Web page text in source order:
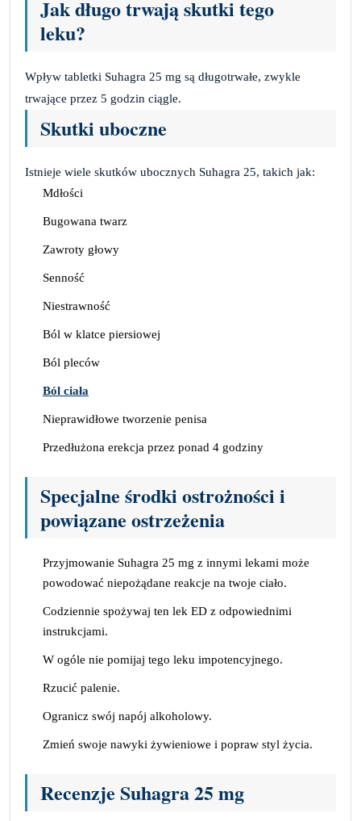
Jak długo trwają skutki tego
leku?
Wpływ tabletki Suhagra 25 mg są długotrwałe, zwykle
trwające przez 5 godzin ciągle.
Skutki uboczne
Istnieje wiele skutków ubocznych Suhagra 25, takich jak:
Mdłości
Bugowana twarz
Zawroty głowy
Senność
Niestrawność
Ból w klatce piersiowej
Ból pleców
Ból ciała
Nieprawidłowe tworzenie penisa
Przedłużona erekcja przez ponad 4 godziny
Specjalne środki ostrożności i
powiązane ostrzeżenia
Przyjmowanie Suhagra 25 mg z innymi lekami może
powodować niepożądane reakcje na twoje ciało.
Codziennie spożywaj ten lek ED z odpowiednimi
instrukcjami.
W ogóle nie pomijaj tego leku impotencyjnego.
Rzucić palenie.
Ogranicz swój napój alkoholowy.
Zmień swoje nawyki żywieniowe i popraw styl życia.
Recenzje Suhagra 25 mg